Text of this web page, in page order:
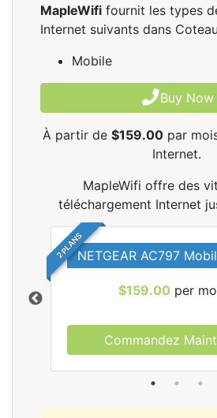
MapleWifi fournit les types
Internet suivants dans
Mobile
Buy Now
À partir de $159.00par
Internet.
MapleWifi offre des
téléchargement Internet
2 PLANSNETGEAR AC797
$159.00 per
Commandez